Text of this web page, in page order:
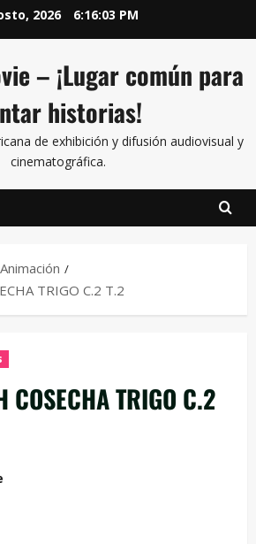
2026 6:16:03 PM
– ¡Lugar común para
historias!
de exhibición y difusión audiovisual y
cinematográfica.
Animación
TRIGO C.2 T.2
COSECHA TRIGO C.2